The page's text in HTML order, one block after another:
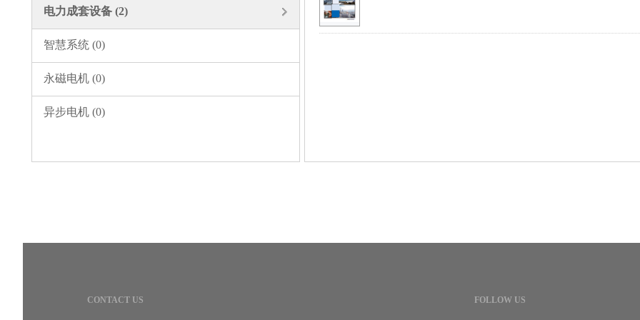
电力成套设备 (2)
智慧系统 (0)
永磁电机 (0)
异步电机 (0)
CONTACT US FOLLOW US